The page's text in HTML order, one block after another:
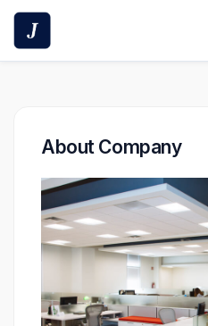
Skip
content
About Company